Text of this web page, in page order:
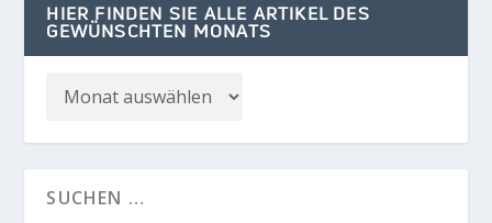
HIER FINDEN SIE ALLE ARTIKEL DES
GEWÜNSCHTEN MONATS